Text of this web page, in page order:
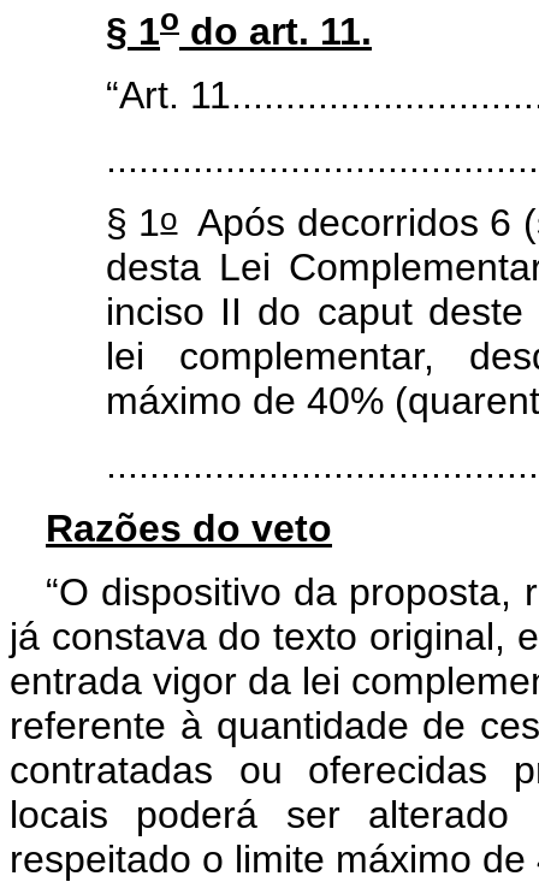
§ 1o do art. 11.
“Art.
§ 1oApós decorridos 6
desta Lei
inciso II do caput
lei complementar,
máximo de 40%
Razões do veto
“O dispositivo da proposta,
já constava do texto original,
entrada vigor da lei
referente à quantidade de
contratadas ou oferecidas
locais poderá ser alterado
respeitado o limite máximo de